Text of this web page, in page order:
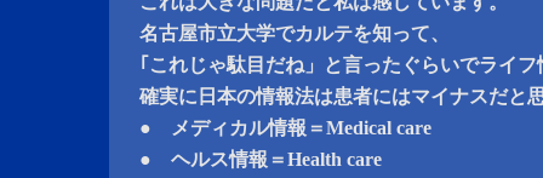
名古屋市立大学でカルテを知って、
｢これじゃ駄目だね」と言ったぐらいでライ
確実に日本の情報法は患者にはマイナスだと
● メディカル情報＝Medical care
● ヘルス情報＝Health care